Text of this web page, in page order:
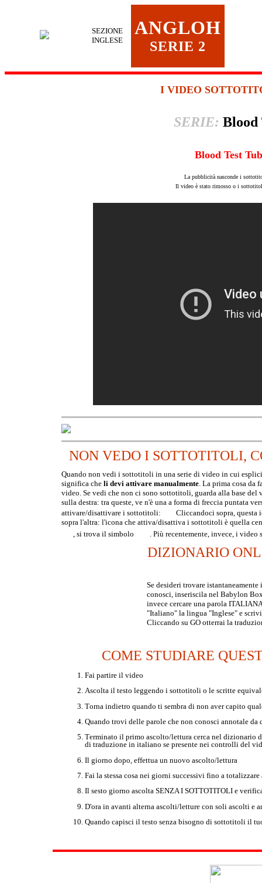
SEZIONE
INGLESE
ANGLOH
SERIE 2
I VIDEO
SERIE: Blood
Blood Test
La pubblicità nasconde i
Il video è stato rimosso o i
NON VEDO I SOTTOTITOLI,
Quando non vedi i sottotitoli in una serie di video in cui
significa che li devi attivare manualmente . La prima cosa da
video. Se vedi che non ci sono sottotitoli, guarda alla base del
sulla destra: tra queste, ve n'è una a forma di freccia puntata
attivare/disattivare i sottotitoli:
Cliccandoci sopra,
sopra l'altra: l'icona che attiva/disattiva i sottotitoli è quella
, si trova il simbolo
. Più recentemente, invece, i
DIZIONARIO
Se desideri trovare
conosci, inseriscila nel Babylon
invece cercare una parola
"Italiano" la lingua "Inglese" e
Cliccando su GO otterrai la
COME STUDIARE
Fai partire il video
Ascolta il testo leggendo i sottotitoli o le scritte
Torna indietro quando ti sembra di non aver capito
Quando trovi delle parole che non conosci annotale da
Terminato il primo ascolto/lettura cerca nel dizionario
di traduzione in italiano se presente nei controlli del
Il giorno dopo, effettua un nuovo ascolto/lettura
Fai la stessa cosa nei giorni successivi fino a
Il sesto giorno ascolta SENZA I SOTTOTITOLI e
D'ora in avanti alterna ascolti/letture con soli ascolti e
Quando capisci il testo senza bisogno di sottotitoli il